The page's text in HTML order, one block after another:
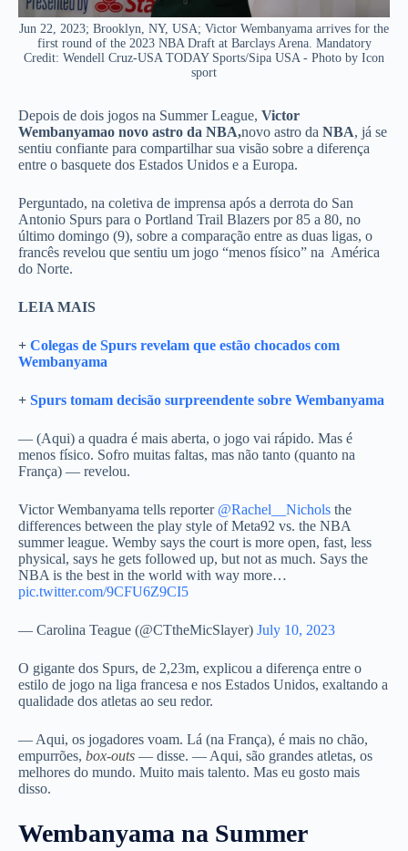
Jun 22, 2023; Brooklyn, NY, USA; Victor Wembanyama arrives for the
first round of the 2023 NBA Draft at Barclays Arena. Mandatory
Credit: Wendell Cruz-USA TODAY Sports/Sipa USA - Photo by Icon
sport
Depois de dois jogos na Summer League, Victor
Wembanyamao novo astro da NBA,novo astro da NBA, já se
sentiu confiante para compartilhar sua visão sobre a diferença
entre o basquete dos Estados Unidos e a Europa.
Perguntado, na coletiva de imprensa após a derrota do San
Antonio Spurs para o Portland Trail Blazers por 85 a 80, no
último domingo (9), sobre a comparação entre as duas ligas, o
francês revelou que sentiu um jogo “menos físico” na América
do Norte.
LEIA MAIS
+ Colegas de Spurs revelam que estão chocados com
Wembanyama
+ Spurs tomam decisão surpreendente sobre Wembanyama
— (Aqui) a quadra é mais aberta, o jogo vai rápido. Mas é
menos físico. Sofro muitas faltas, mas não tanto (quanto na
França) — revelou.
Victor Wembanyama tells reporter @Rachel__Nichols the
differences between the play style of Meta92 vs. the NBA
summer league. Wemby says the court is more open, fast, less
physical, says he gets followed up, but not as much. Says the
NBA is the best in the world with way more…
pic.twitter.com/9CFU6Z9CI5
— Carolina Teague (@CTtheMicSlayer) July 10, 2023
O gigante dos Spurs, de 2,23m, explicou a diferença entre o
estilo de jogo na liga francesa e nos Estados Unidos, exaltando a
qualidade dos atletas ao seu redor.
— Aqui, os jogadores voam. Lá (na França), é mais no chão,
empurrões, box-outs — disse. — Aqui, são grandes atletas, os
melhores do mundo. Muito mais talento. Mas eu gosto mais
disso.
Wembanyama na Summer